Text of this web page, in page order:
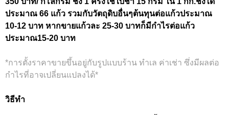
ประมาณ 66 แก้ว รวมกับวัตถุดิบอื่นๆต้นทุนต่อแก้วประมาณ
10-12 บาท หากขายแก้วละ 25-30 บาทก็มีกำไรต่อแก้ว
ประมาณ15-20 บาท
*การตั้งราคาขายขึ้นอยู่กับรูปแบบร้าน ทำเล ค่าเช่า ซึ่งมีผลต่อ
กำไรที่อาจเปลี่ยนแปลงได้*
วิธีทำ